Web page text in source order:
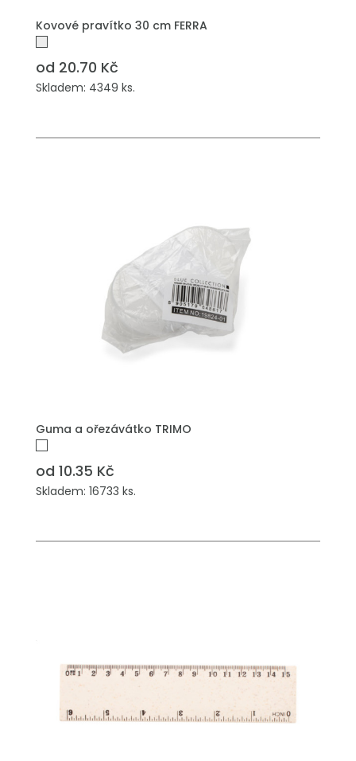
Kovové pravítko 30 cm FERRA
od 20.70 Kč
Skladem: 4349 ks.
Guma a ořezávátko TRIMO
od 10.35 Kč
Skladem: 16733 ks.